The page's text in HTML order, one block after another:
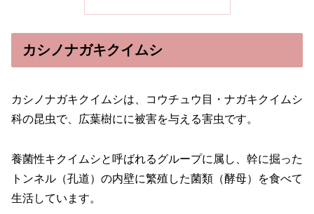
カシノナガキクイムシ
カシノナガキクイムシは、コウチュウ目・ナガキクイムシ
科の昆虫で、広葉樹にに被害を与える害虫です。
養菌性キクイムシと呼ばれるグループに属し、幹に掘った
トンネル（孔道）の内壁に繁殖した菌類（酵母）を食べて
生活しています。